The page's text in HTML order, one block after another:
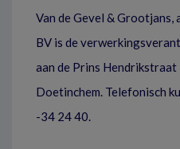
Van de Gevel & Grootjans,
BV is de
aan de Prins Hendrikstraat
Doetinchem. Telefonisch
-34 24 40.